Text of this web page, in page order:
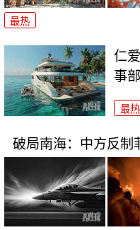
最热
仁
事
最热
破局南海：中方反制